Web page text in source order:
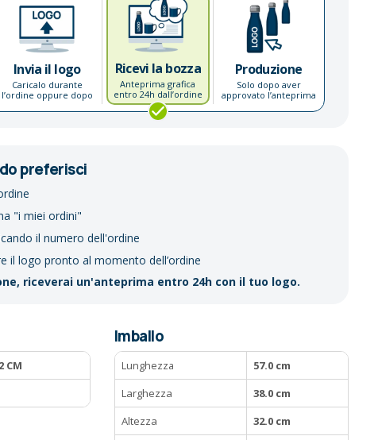
Invia il logo
Caricalo durante
l’ordine oppure dopo
Ricevi la bozza
Anteprima grafica
entro 24h dall’ordine
Produzione
Solo dopo aver
approvato l’anteprima
preferisci
"i miei ordini"
il numero dell'ordine
il logo pronto al momento dell’ordine
riceverai un'anteprima entro 24h con il tuo logo.
CM
Imballo
Lunghezza
57.0 cm
Larghezza
38.0 cm
Altezza
32.0 cm